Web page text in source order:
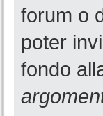
forum o
poter
fondo